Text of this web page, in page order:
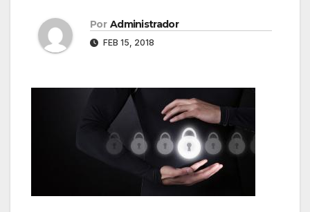
Por Administrador
FEB 15, 2018